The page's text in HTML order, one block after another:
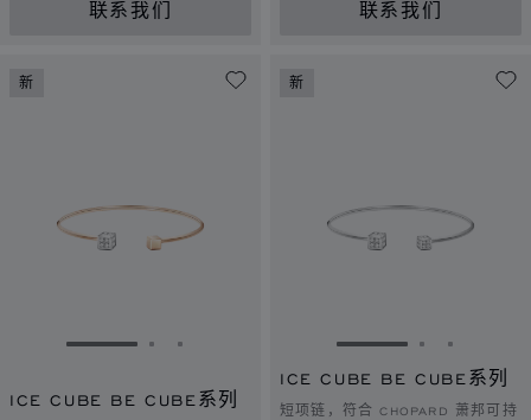
联系我们 联系我们
新
转到幻灯片 1转到幻灯片 2
转到幻灯片 3
ICE CUBE BE CUBE系列
新
转到幻灯片 1转到幻灯
转到幻
ICE CUBE BE CUBE系列
短项链，符合 CHOPARD 萧邦可持